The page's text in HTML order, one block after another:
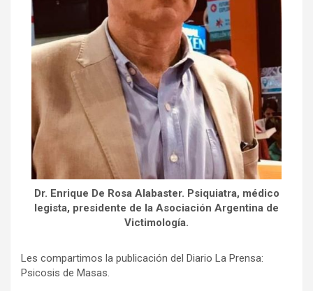
Dr. Enrique De Rosa Alabaster. Psiquiatra, médico
legista, presidente de la Asociación Argentina de
Victimología.
Les compartimos la publicación del Diario La Prensa:
Psicosis de Masas.